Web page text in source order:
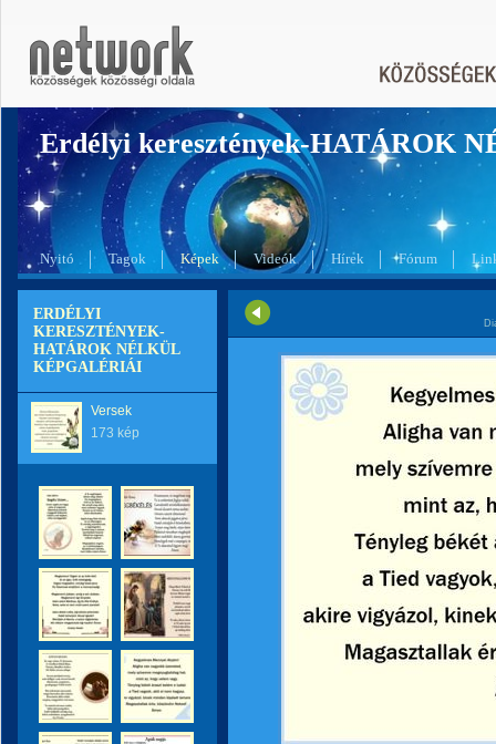
Erdélyi keresztények-HATÁROK
Nyitó Tagok Képek Videók Hírek Fórum
ERDÉLYI
KERESZTÉNYEK-
HATÁROK NÉLKÜL
KÉPGALÉRIÁI
Versek
173 kép